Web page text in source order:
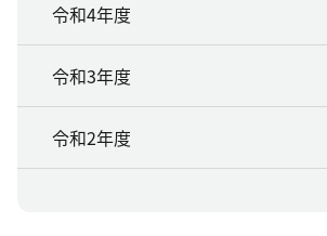
令和4年度
令和3年度
令和2年度